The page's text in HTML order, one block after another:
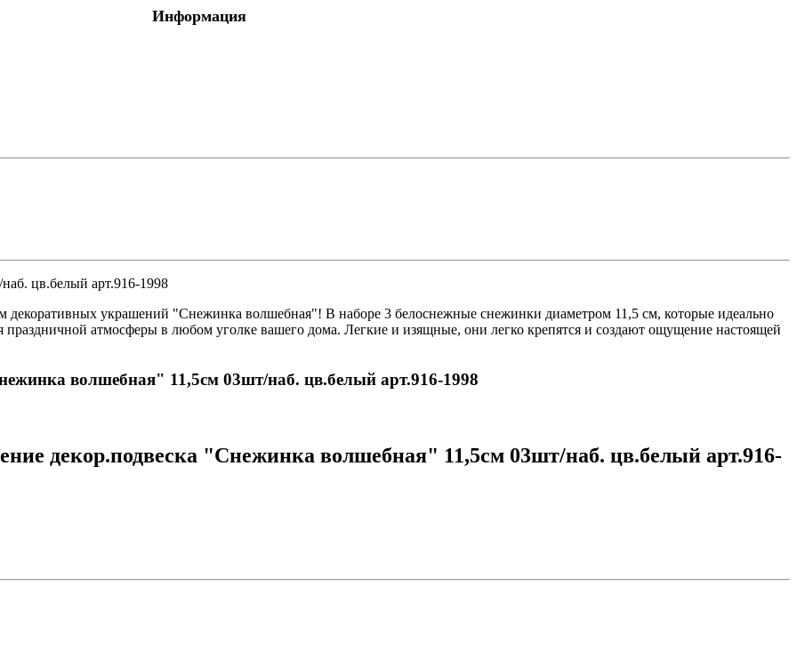
животные
Информация
цв.белый арт.916-1998
декоративных украшений "Снежинка волшебная"! В наборе 3 белоснежные снежинки диаметром 11,5 см, которые идеально
праздничной атмосферы в любом уголке вашего дома. Легкие и изящные, они легко крепятся и создают ощущение настоящей
волшебная" 11,5см 03шт/наб. цв.белый арт.916-1998
декор.подвеска "Снежинка волшебная" 11,5см 03шт/наб. цв.белый арт.916-